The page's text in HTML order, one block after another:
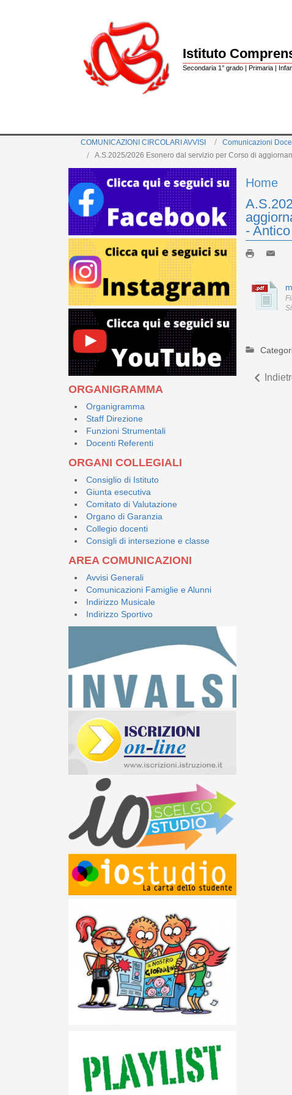
Istituto
Secondaria 1° grado | Primaria |
COMUNICAZIONI CIRCOLARI AVVISI
Comunicazioni
A.S.2025/2026 Esonero dal servizio per Corso di
ORGANIGRAMMA
Organigramma
Staff Direzione
Funzioni Strumentali
Docenti Referenti
ORGANI COLLEGIALI
Consiglio di Istituto
Giunta esecutiva
Comitato di Valutazione
Organo di Garanzia
Collegio docenti
Consigli di intersezione e classe
AREA COMUNICAZIONI
Avvisi Generali
Comunicazioni Famiglie e Alunni
Indirizzo Musicale
Indirizzo Sportivo
Home
-